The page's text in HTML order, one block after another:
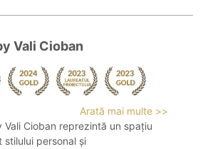
Vali Cioban
Arată mai multe >>
Vali Cioban reprezintă un spațiu
stilului personal și